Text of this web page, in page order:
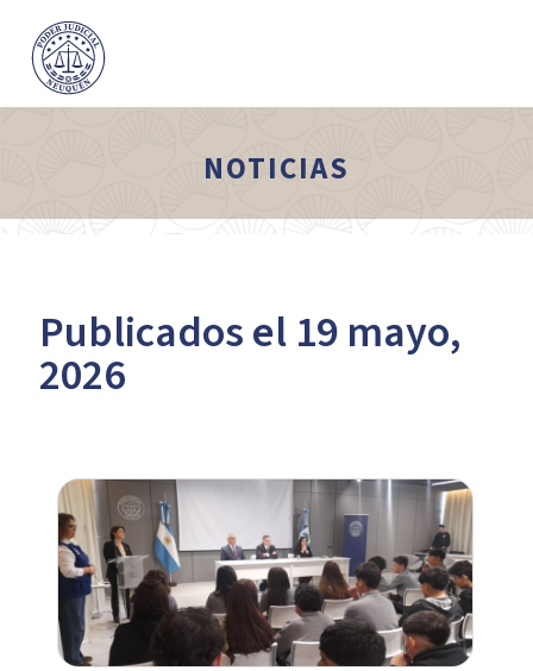
NOTICIAS
Publicados el 19 mayo,
2026